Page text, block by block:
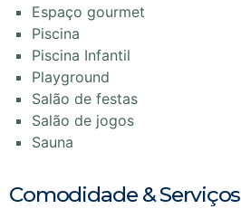
Espaço gourmet
Piscina
Piscina Infantil
Playground
Salão de festas
Salão de jogos
Sauna
Comodidade & Serviços